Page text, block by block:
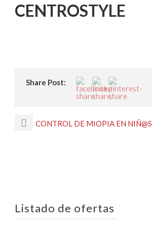
CENTROSTYLE
Share Post:
CONTROL DE MIOPIA EN NIÑ@S
Listado de ofertas